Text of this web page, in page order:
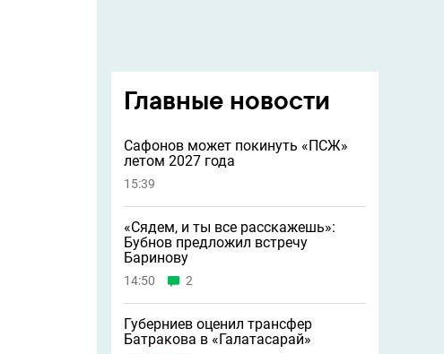
Главные новости
Сафонов может покинуть «ПСЖ»
летом 2027 года
15:39
«Сядем, и ты все расскажешь»:
Бубнов предложил встречу
Баринову
14:50 2
Губерниев оценил трансфер
Батракова в «Галатасарай»